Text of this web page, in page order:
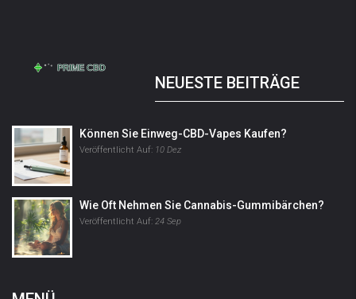
NEUESTE BEITRÄGE
Können Sie Einweg-CBD-Vapes Kaufen?
Veröffentlicht Auf: 10 Dez
Wie Oft Nehmen Sie Cannabis-Gummibärchen?
Veröffentlicht Auf: 24 Sep